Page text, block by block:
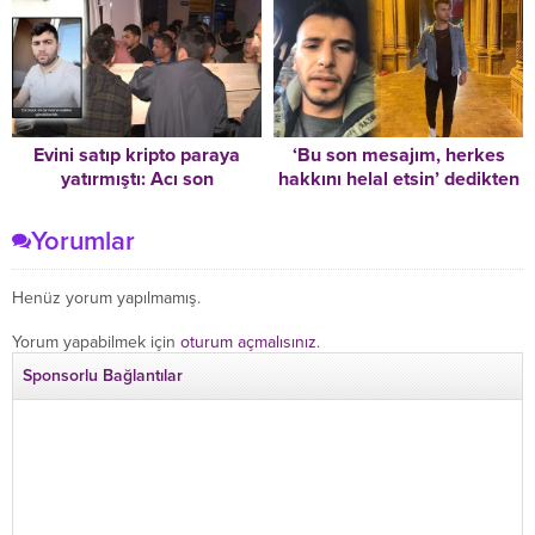
Evini satıp kripto paraya
yatırmıştı: Acı son
‘Bu son mesajım, herkes
hakkını helal etsin’ dedikten
Yorumlar
Henüz yorum yapılmamış.
Yorum yapabilmek için oturum açmalısınız.
Sponsorlu Bağlantılar